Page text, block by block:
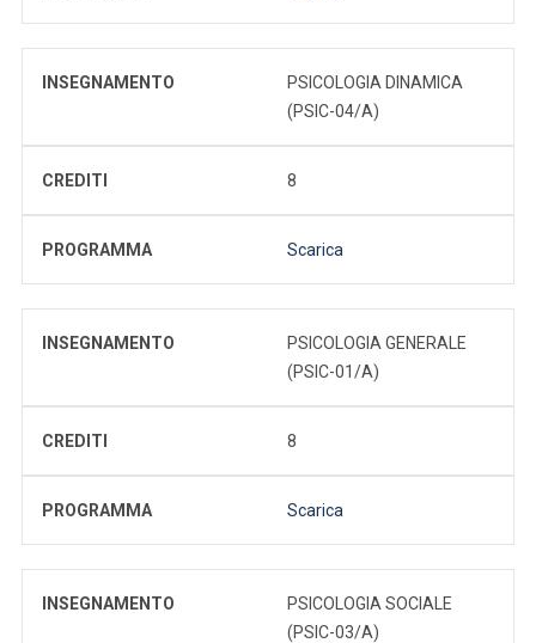
INSEGNAMENTO
PSICOLOGIA DINAMICA
(PSIC-04/A)
CREDITI 8
PROGRAMMA Scarica
INSEGNAMENTO
PSICOLOGIA GENERALE
(PSIC-01/A)
CREDITI 8
PROGRAMMA Scarica
INSEGNAMENTO
PSICOLOGIA SOCIALE
(PSIC-03/A)